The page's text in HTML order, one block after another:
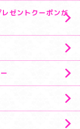
ゼントクーポンが